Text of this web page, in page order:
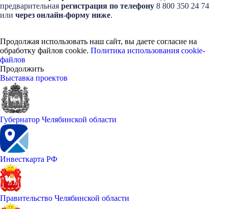
предварительная регистрация по телефону 8 800 350 24 74
или через онлайн-форму ниже.
Продолжая использовать наш сайт, вы даете согласие на
обработку файлов cookie. Политика использования cookie-
файлов
Продолжить
Выставка проектов
Губернатор Челябинской области
Инвесткарта РФ
Правительство Челябинской области